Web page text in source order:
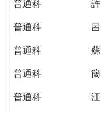
普通科
普通科
普通科
普通科
普通科